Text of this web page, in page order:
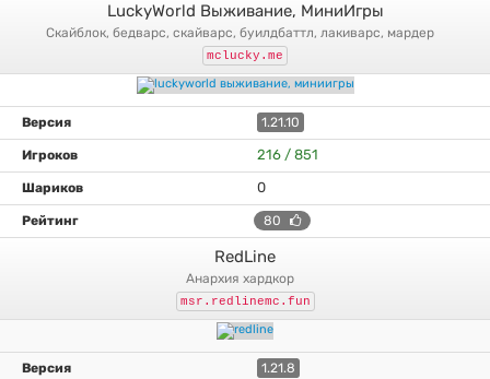
LuckyWorld Выживание, МиниИгры
скайблок, бедварс, скайварс, буилдбаттл, лакиварс, мардер
mclucky.me
1.21.10
216 / 851
0
80
RedLine
анархия хардкор
msr.redlinemc.fun
1.21.8